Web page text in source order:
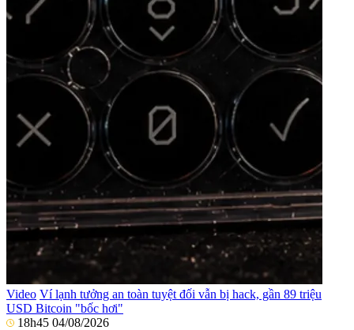
Video Ví lạnh tưởng an toàn tuyệt đối vẫn bị hack, gần 89 triệu
USD Bitcoin "bốc hơi"
18h45 04/08/2026